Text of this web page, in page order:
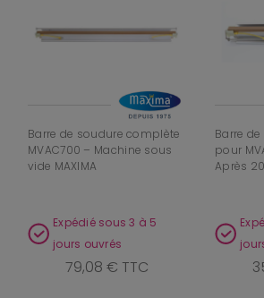
Barre de soudure complète
MVAC700 – Machine sous
vide MAXIMA
Expédié sous 3 à 5
jours ouvrés
79,08 € TTC
Barre
pour
Après